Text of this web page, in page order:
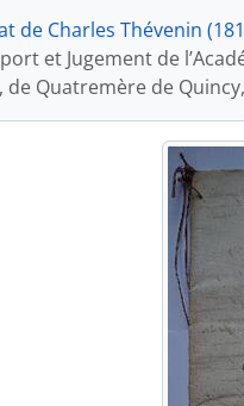
de Charles Thévenin
et Jugement de
de Quatremère de